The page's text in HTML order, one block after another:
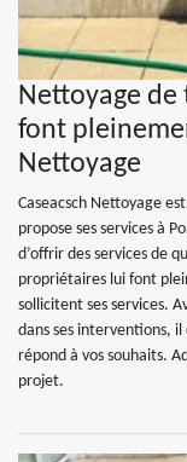
Nettoyage de
font
Nettoyage
Caseacsch Nettoyage
propose ses services à
d’offrir des services de
propriétaires lui font
sollicitent ses services.
dans ses interventions,
répond à vos souhaits.
projet.